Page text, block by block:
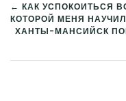
ПО
← КАК УСПОКОИТЬСЯ
КОТОРОЙ МЕНЯ
ХАНТЫ-МАНСИЙСК